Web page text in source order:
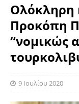
Ολόκληρη
Προκόπη
“νομικώς
9 Ιουλίου 2020